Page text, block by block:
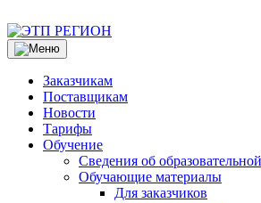
Заказчикам
Поставщикам
Новости
Тарифы
Обучение
Сведения об
Обучающие материалы
Для заказчиков